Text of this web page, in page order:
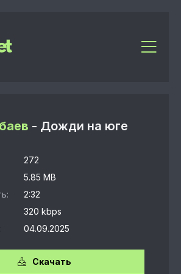
- Дожди на юге
272
5.85 MB
2:32
320 kbps
04.09.2025
Скачать